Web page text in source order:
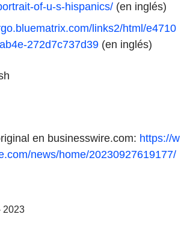
of-u-s-hispanics/ (en inglés)
links2/html/e4710
272d7c737d39 (en inglés)
en businesswire.com: https://w
news/home/20230927619177/
2023